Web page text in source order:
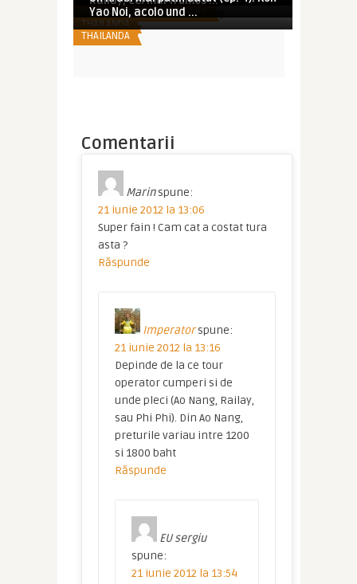
SUPER OFERTE TRANSPORT
THAILANDA
THAILANDA
Yao Noi, acolo und ...
Comentarii
Marin spune:
21 iunie 2012 la 13:06
Super fain ! Cam cat a costat tura
asta ?
Răspunde
Imperator spune:
21 iunie 2012 la 13:16
Depinde de la ce tour
operator cumperi si de
unde pleci (Ao Nang, Railay,
sau Phi Phi). Din Ao Nang,
preturile variau intre 1200
si 1800 baht
Răspunde
EU sergiu
spune:
21 iunie 2012 la 13:54